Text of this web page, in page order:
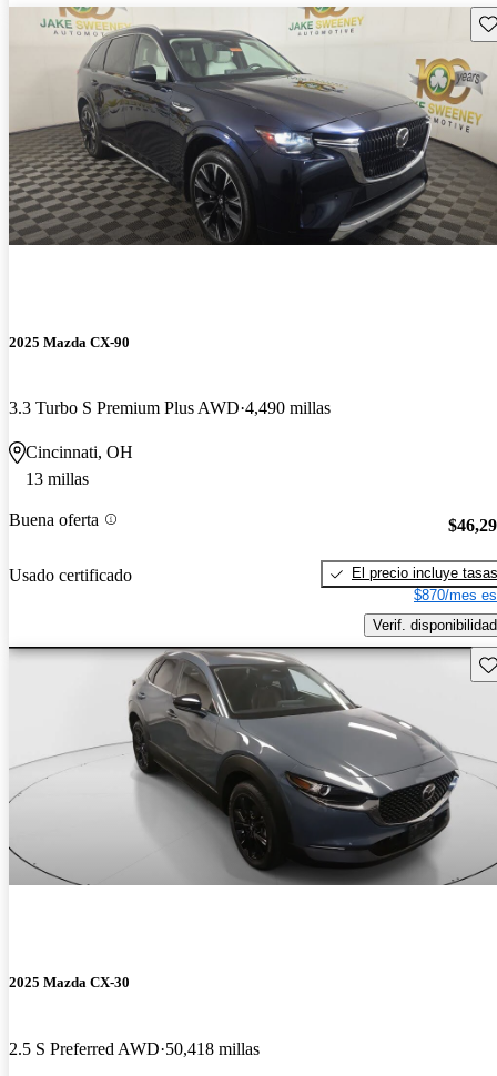
2025 Mazda CX-90
3.3 Turbo S Premium Plus AWD 4,490 millas
Cincinnati, OH
13 millas
Buena oferta
Usado certificado
El precio incluye tasas
$870/mes
Verif. disponibilidad
2025 Mazda CX-30
2.5 S Preferred AWD 50,418 millas